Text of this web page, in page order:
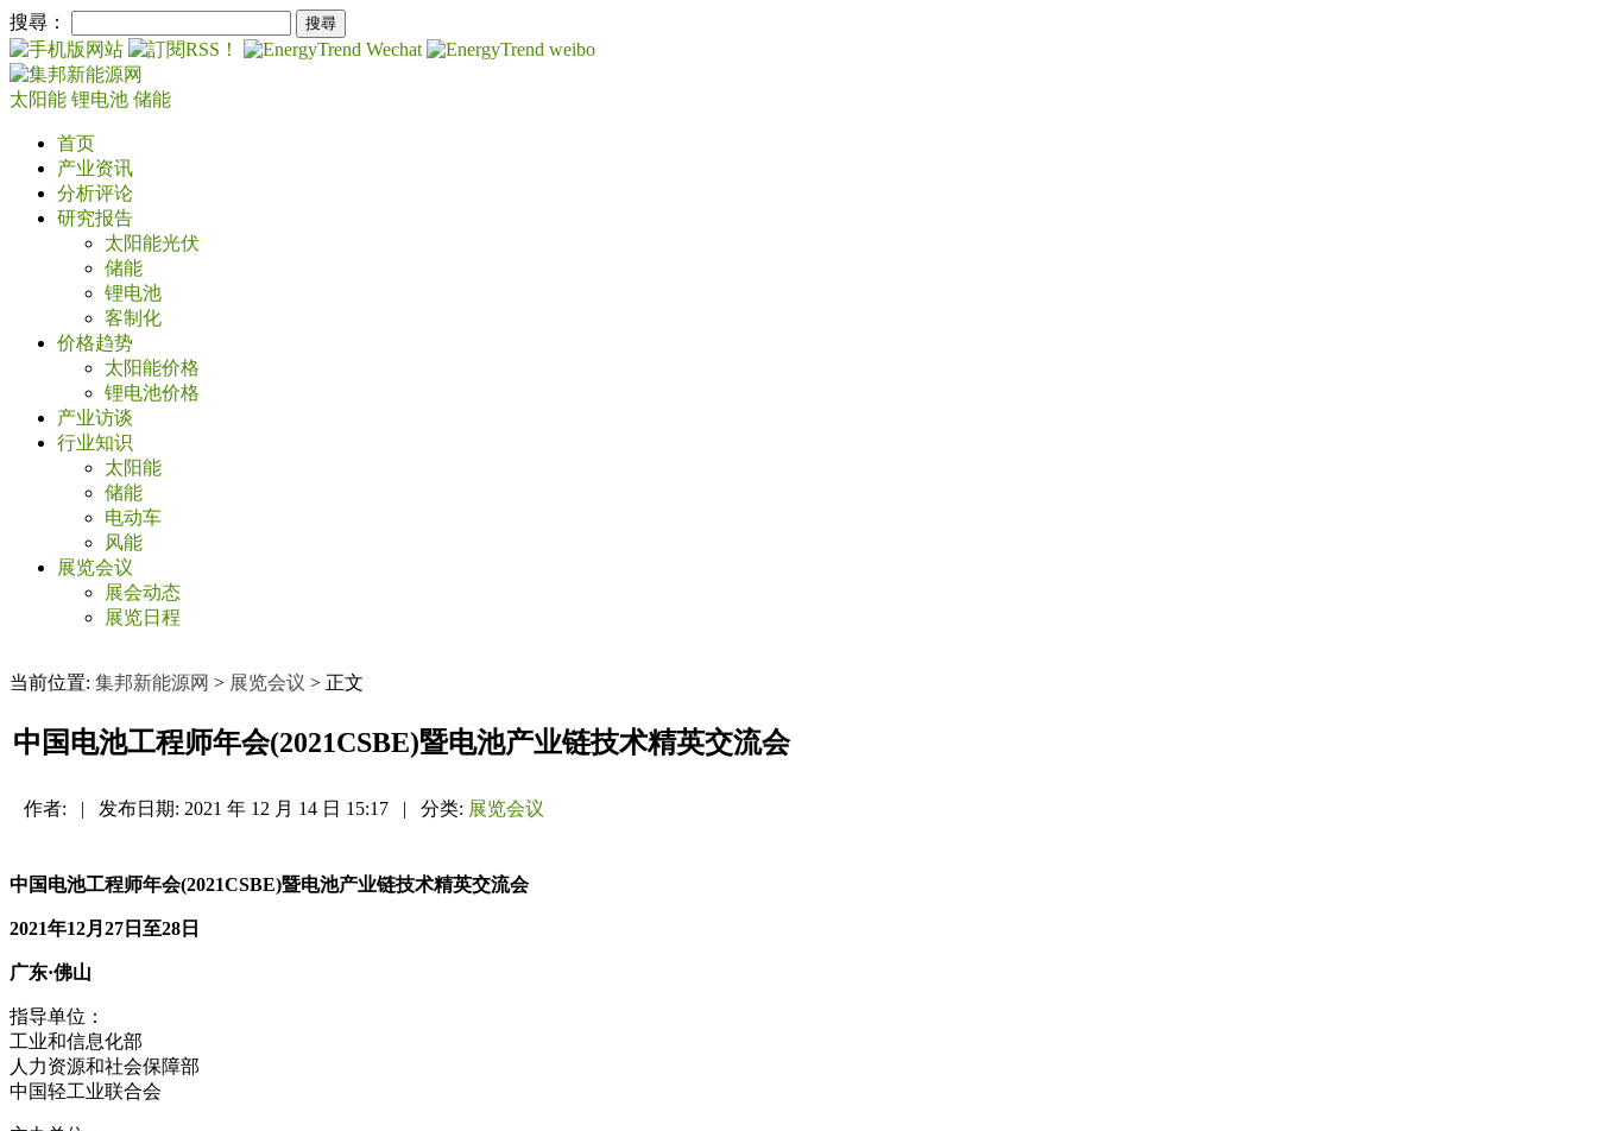
搜尋：
太阳能 锂电池 储能
首页
产业资讯
分析评论
研究报告
太阳能光伏
储能
锂电池
客制化
价格趋势
太阳能价格
锂电池价格
产业访谈
行业知识
太阳能
储能
电动车
风能
展览会议
展会动态
展览日程
当前位置: 集邦新能源网 > 展览会议 > 正文
中国电池工程师年会(2021CSBE)暨电池产业链技术精英交流会
作者: | 发布日期: 2021 年 12 月 14 日 15:17 | 分类: 展览会议
中国电池工程师年会(2021CSBE)暨电池产业链技术精英交流会
2021年12月27日至28日
广东·佛山
指导单位：
工业和信息化部
人力资源和社会保障部
中国轻工业联合会